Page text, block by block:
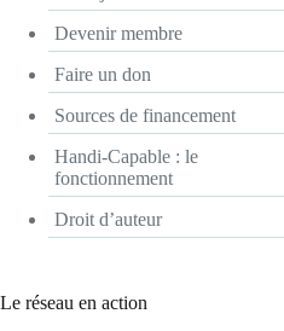
Devenir membre
Faire un don
Sources de financement
Handi-Capable : le
fonctionnement
Droit d’auteur
Le réseau en action